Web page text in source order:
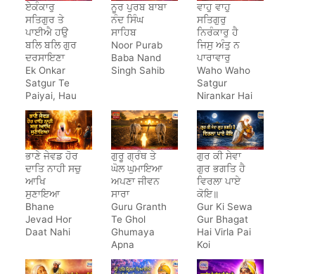
ਏਕੰਕਾਰੁ
ਸਤਿਗੁਰ ਤੇ
ਪਾਈਐ ਹਉ
ਬਲਿ ਬਲਿ ਗੁਰ
ਦਰਸਾਇਣਾ
Ek Onkar
Satgur Te
Paiyai, Hau
Bal Bal Gur
Darsayena
ਨੂਰ ਪੁਰਬ ਬਾਬਾ
ਨੰਦ ਸਿੰਘ
ਸਾਹਿਬ
Noor Purab
Baba Nand
Singh Sahib
ਵਾਹੁ ਵਾਹੁ
ਸਤਿਗੁਰੁ
ਨਿਰੰਕਾਰੁ ਹੈ
ਜਿਸੁ ਅੰਤੁ ਨ
ਪਾਰਾਵਾਰੁ
Waho Waho
Satgur
Nirankar Hai
ਭਾਣੇ ਜੇਵਡ ਹੋਰ
ਦਾਤਿ ਨਾਹੀ ਸਚੁ
ਆਖਿ
ਸੁਣਾਇਆ
Bhane
Jevad Hor
Daat Nahi
ਗੁਰੂ ਗ੍ਰੰਥ ਤੇ
ਘੋਲ ਘੁਮਾਇਆ
ਅਪਣਾ ਜੀਵਨ
ਸਾਰਾ
Guru Granth
Te Ghol
Ghumaya
Apna
Jeewan
Saara
ਗੁਰ ਕੀ ਸੇਵਾ
ਗੁਰ ਭਗਤਿ ਹੈ
ਵਿਰਲਾ ਪਾਏ
ਕੋਇ॥
Gur Ki Sewa
Gur Bhagat
Hai Virla Pai
Koi